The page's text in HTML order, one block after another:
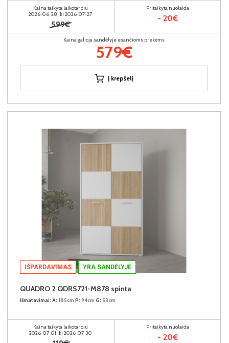
Kaina taikyta laikotarpiu
2026-06-28 iki 2026-07-27
599€
Pritaikyta nuolaida
- 20€
Kaina galioja sandėlyje esančioms prekėms
579€
Į krepšelį
IŠPARDAVIMAS YRA SANDĖLYJE
QUADRO 2 QDRS721-M878 spinta
Išmatavimai: A: 185cm P: 94cm G: 53cm
Kaina taikyta laikotarpiu
2026-07-01 iki 2026-07-30
Pritaikyta nuolaida
- 20€